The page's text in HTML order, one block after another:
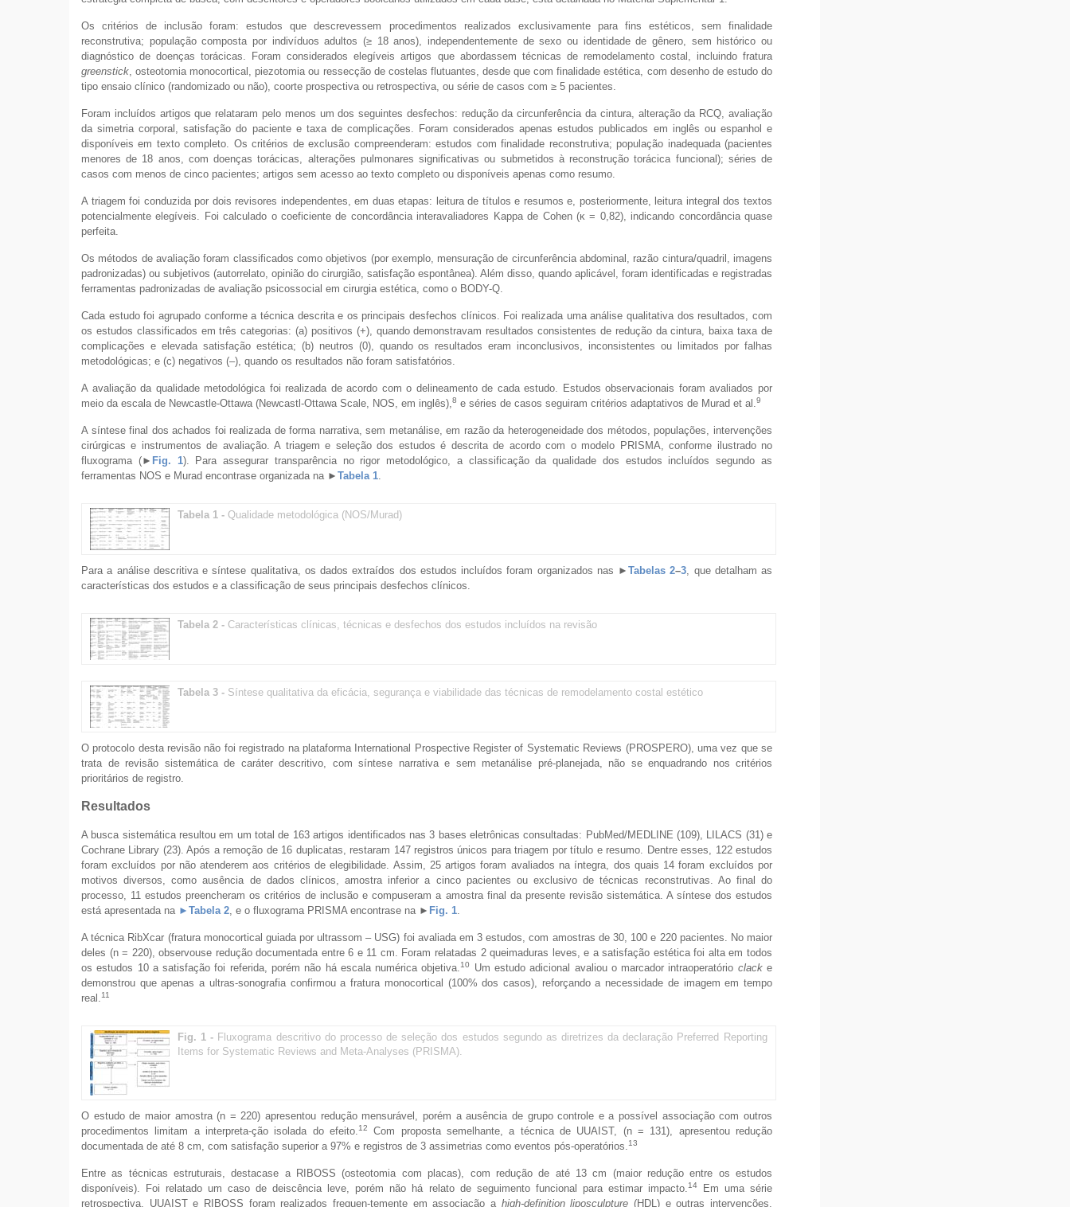
Os critérios de inclusão foram: estudos que descrevessem procedimentos realizados exclusivamente para fins estéticos, sem finalidade
reconstrutiva; população composta por indivíduos adultos (≥ 18 anos), independentemente de sexo ou identidade de gênero, sem histórico ou
diagnóstico de doenças torácicas. Foram considerados elegíveis artigos que abordassem técnicas de remodelamento costal, incluindo fratura
greenstick, osteotomia monocortical, piezotomia ou ressecção de costelas flutuantes, desde que com finalidade estética, com desenho de estudo do
tipo ensaio clínico (randomizado ou não), coorte prospectiva ou retrospectiva, ou série de casos com ≥ 5 pacientes.
Foram incluídos artigos que relataram pelo menos um dos seguintes desfechos: redução da circunferência da cintura, alteração da RCQ, avaliação
da simetria corporal, satisfação do paciente e taxa de complicações. Foram considerados apenas estudos publicados em inglês ou espanhol e
disponíveis em texto completo. Os critérios de exclusão compreenderam: estudos com finalidade reconstrutiva; população inadequada (pacientes
menores de 18 anos, com doenças torácicas, alterações pulmonares significativas ou submetidos à reconstrução torácica funcional); séries de
casos com menos de cinco pacientes; artigos sem acesso ao texto completo ou disponíveis apenas como resumo.
A triagem foi conduzida por dois revisores independentes, em duas etapas: leitura de títulos e resumos e, posteriormente, leitura integral dos textos
potencialmente elegíveis. Foi calculado o coeficiente de concordância interavaliadores Kappa de Cohen (κ = 0,82), indicando concordância quase
perfeita.
Os métodos de avaliação foram classificados como objetivos (por exemplo, mensuração de circunferência abdominal, razão cintura/quadril, imagens
padronizadas) ou subjetivos (autorrelato, opinião do cirurgião, satisfação espontânea). Além disso, quando aplicável, foram identificadas e registradas
ferramentas padronizadas de avaliação psicossocial em cirurgia estética, como o BODY-Q.
Cada estudo foi agrupado conforme a técnica descrita e os principais desfechos clínicos. Foi realizada uma análise qualitativa dos resultados, com
os estudos classificados em três categorias: (a) positivos (+), quando demonstravam resultados consistentes de redução da cintura, baixa taxa de
complicações e elevada satisfação estética; (b) neutros (0), quando os resultados eram inconclusivos, inconsistentes ou limitados por falhas
metodológicas; e (c) negativos (–), quando os resultados não foram satisfatórios.
A avaliação da qualidade metodológica foi realizada de acordo com o delineamento de cada estudo. Estudos observacionais foram avaliados por
meio da escala de Newcastle-Ottawa (Newcastl-Ottawa Scale, NOS, em inglês),8 e séries de casos seguiram critérios adaptativos de Murad et al.9
A síntese final dos achados foi realizada de forma narrativa, sem metanálise, em razão da heterogeneidade dos métodos, populações, intervenções
cirúrgicas e instrumentos de avaliação. A triagem e seleção dos estudos é descrita de acordo com o modelo PRISMA, conforme ilustrado no
fluxograma (► Fig. 1). Para assegurar transparência no rigor metodológico, a classificação da qualidade dos estudos incluídos segundo as
ferramentas NOS e Murad encontrase organizada na ► Tabela 1.
Tabela 1 - Qualidade metodológica (NOS/Murad)
Para a análise descritiva e síntese qualitativa, os dados extraídos dos estudos incluídos foram organizados nas ► Tabelas 2–3, que detalham as
características dos estudos e a classificação de seus principais desfechos clínicos.
Tabela 2 - Características clínicas, técnicas e desfechos dos estudos incluídos na revisão
Tabela 3 - Síntese qualitativa da eficácia, segurança e viabilidade das técnicas de remodelamento costal estético
O protocolo desta revisão não foi registrado na plataforma International Prospective Register of Systematic Reviews (PROSPERO), uma vez que se
trata de revisão sistemática de caráter descritivo, com síntese narrativa e sem metanálise pré-planejada, não se enquadrando nos critérios
prioritários de registro.
Resultados
A busca sistemática resultou em um total de 163 artigos identificados nas 3 bases eletrônicas consultadas: PubMed/MEDLINE (109), LILACS (31) e
Cochrane Library (23). Após a remoção de 16 duplicatas, restaram 147 registros únicos para triagem por título e resumo. Dentre esses, 122 estudos
foram excluídos por não atenderem aos critérios de elegibilidade. Assim, 25 artigos foram avaliados na íntegra, dos quais 14 foram excluídos por
motivos diversos, como ausência de dados clínicos, amostra inferior a cinco pacientes ou exclusivo de técnicas reconstrutivas. Ao final do
processo, 11 estudos preencheram os critérios de inclusão e compuseram a amostra final da presente revisão sistemática. A síntese dos estudos
está apresentada na ►Tabela 2, e o fluxograma PRISMA encontrase na ► Fig. 1.
A técnica RibXcar (fratura monocortical guiada por ultrassom – USG) foi avaliada em 3 estudos, com amostras de 30, 100 e 220 pacientes. No maior
deles (n = 220), observouse redução documentada entre 6 e 11 cm. Foram relatadas 2 queimaduras leves, e a satisfação estética foi alta em todos
os estudos 10 a satisfação foi referida, porém não há escala numérica objetiva.10 Um estudo adicional avaliou o marcador intraoperatório clacke
demonstrou que apenas a ultras-sonografia confirmou a fratura monocortical (100% dos casos), reforçando a necessidade de imagem em tempo
real.11
Fig. 1 - Fluxograma descritivo do processo de seleção dos estudos segundo as diretrizes da declaração Preferred Reporting
Items for Systematic Reviews and Meta-Analyses (PRISMA).
O estudo de maior amostra (n = 220) apresentou redução mensurável, porém a ausência de grupo controle e a possível associação com outros
procedimentos limitam a interpreta-ção isolada do efeito.12
Com proposta semelhante, a técnica de UUAIST, (n = 131), apresentou redução
documentada de até 8 cm, com satisfação superior a 97% e registros de 3 assimetrias como eventos pós-operatórios.13
Entre as técnicas estruturais, destacase a RIBOSS (osteotomia com placas), com redução de até 13 cm (maior redução entre os estudos
disponíveis). Foi relatado um caso de deiscência leve, porém não há relato de seguimento funcional para estimar impacto.14Em uma série
retrospectiva, UUAIST e RIBOSS foram realizados frequen-temente em associação a high-definition liposculpture (HDL) e outras intervenções,